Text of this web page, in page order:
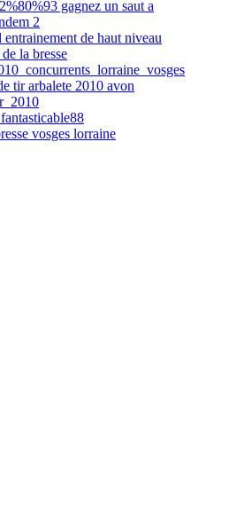
gagnez un saut a
2
de haut niveau
la bresse
tir arbalete 2010 avon
vosges lorraine